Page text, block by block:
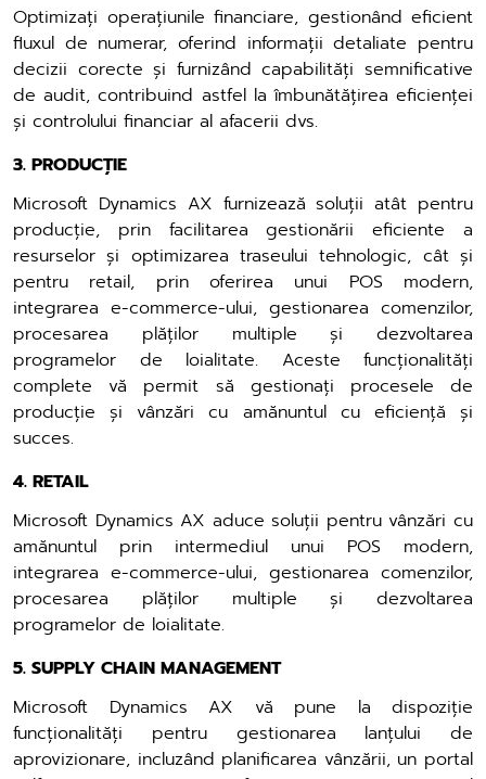
Optimizați operațiunile financiare, gestionând eficient
fluxul de numerar, oferind informații detaliate pentru
decizii corecte și furnizând capabilități semnificative
de audit, contribuind astfel la îmbunătățirea eficienței
și controlului financiar al afacerii dvs.
3. PRODUCȚIE
Microsoft Dynamics AX furnizează soluții atât pentru
producție, prin facilitarea gestionării eficiente a
resurselor și optimizarea traseului tehnologic, cât și
pentru retail, prin oferirea unui POS modern,
integrarea e-commerce-ului, gestionarea comenzilor,
procesarea plăților multiple și dezvoltarea
programelor de loialitate. Aceste funcționalități
complete vă permit să gestionați procesele de
producție și vânzări cu amănuntul cu eficiență și
succes.
4. RETAIL
Microsoft Dynamics AX aduce soluții pentru vânzări cu
amănuntul prin intermediul unui POS modern,
integrarea e-commerce-ului, gestionarea comenzilor,
procesarea plăților multiple și dezvoltarea
programelor de loialitate.
5. SUPPLY CHAIN MANAGEMENT
Microsoft Dynamics AX vă pune la dispoziție
funcționalități pentru gestionarea lanțului de
aprovizionare, incluzând planificarea vânzării, un portal